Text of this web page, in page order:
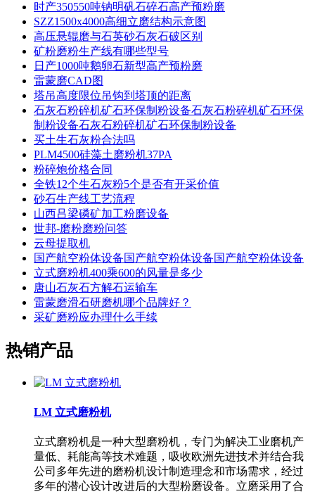
时产350550吨钠明矾石碎石高产预粉磨
SZZ1500x4000高细立磨结构示意图
高压悬辊磨与石英砂石灰石破区别
矿粉磨粉生产线有哪些型号
日产1000吨鹅卵石新型高产预粉磨
雷蒙磨CAD图
塔吊高度限位吊钩到塔顶的距离
石灰石粉碎机矿石环保制粉设备石灰石粉碎机矿石环保
制粉设备石灰石粉碎机矿石环保制粉设备
买土生石灰粉合法吗
PLM4500硅藻土磨粉机37PA
粉碎炮价格合同
全铁12个生石灰粉5个是否有开采价值
砂石生产线工艺流程
山西吕梁磷矿加工粉磨设备
世邦-磨粉磨粉问答
云母提取机
国产航空粉体设备国产航空粉体设备国产航空粉体设备
立式磨粉机400乘600的风量是多少
唐山石灰石方解石运输车
雷蒙磨滑石研磨机哪个品牌好？
采矿磨粉应办理什么手续
热销产品
LM 立式磨粉机
立式磨粉机是一种大型磨粉机，专门为解决工业磨机产
量低、耗能高等技术难题，吸收欧洲先进技术并结合我
公司多年先进的磨粉机设计制造理念和市场需求，经过
多年的潜心设计改进后的大型粉磨设备。立磨采用了合